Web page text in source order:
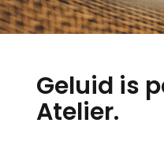
Geluid is
Atelier.